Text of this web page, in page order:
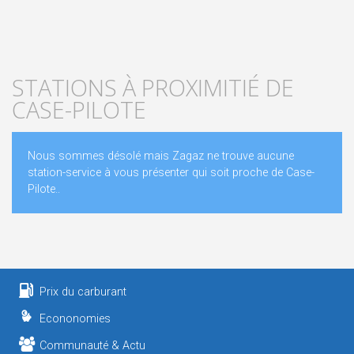
STATIONS À PROXIMITIÉ DE
CASE-PILOTE
Nous sommes désolé mais Zagaz ne trouve aucune
station-service à vous présenter qui soit proche de Case-
Pilote..
Prix du carburant
Econonomies
Communauté & Actu